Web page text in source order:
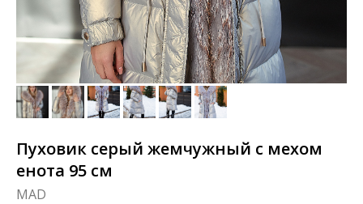
Пуховик серый жемчужный с мехом
енота 95 см
MAD